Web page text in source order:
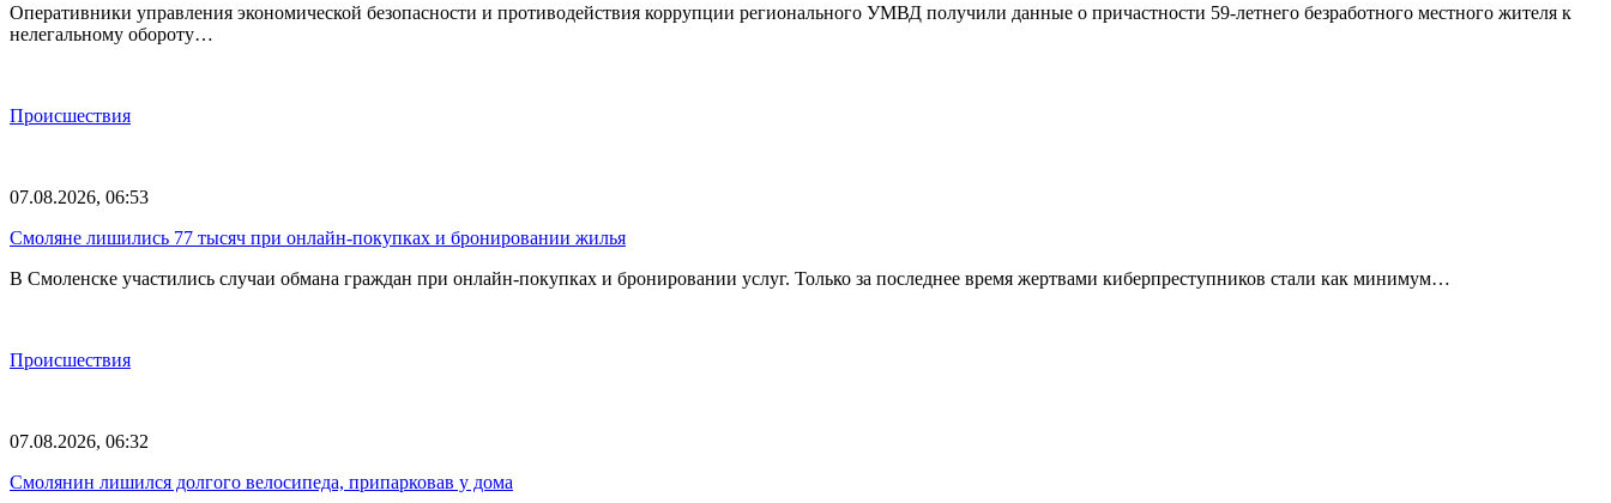
Оперативники управления экономической безопасности и противодействия коррупции регионального УМВД получили данные о причастности 59-летнего безработного местного жителя к
нелегальному обороту…
Происшествия
07.08.2026, 06:53
Смоляне лишились 77 тысяч при онлайн-покупках и бронировании жилья
В Смоленске участились случаи обмана граждан при онлайн-покупках и бронировании услуг. Только за последнее время жертвами киберпреступников стали как минимум…
Происшествия
07.08.2026, 06:32
Смолянин лишился долгого велосипеда, припарковав у дома